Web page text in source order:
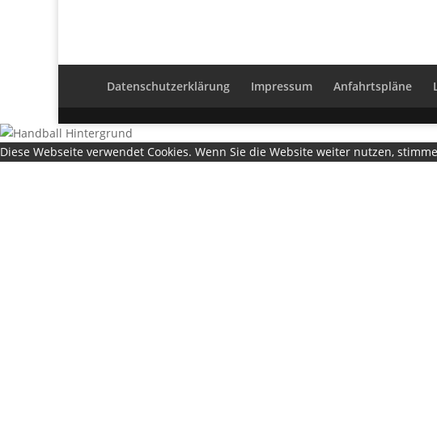
Datenschutzerklärung Impressum Anfahrtspläne
Diese Webseite verwendet Cookies. Wenn Sie die Website weiter nutzen,